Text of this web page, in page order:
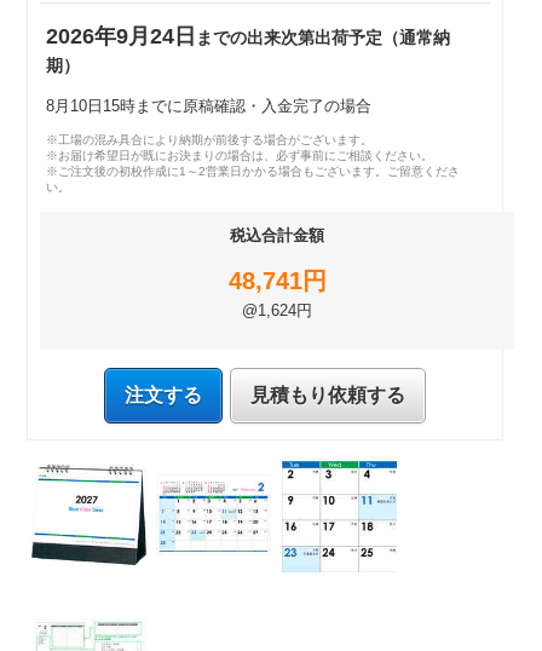
2026年9月24日 までの出来次第出荷予定（通常納
期）
8月10日15時までに原稿確認・入金完了の場合
※工場の混み具合により納期が前後する場合がございます。
※お届け希望日が既にお決まりの場合は、必ず事前にご相談ください。
※ご注文後の初校作成に1～2営業日かかる場合もございます。ご留意くださ
い。
税込合計金額
48,741円
@1,624円
注文する 見積もり依頼する